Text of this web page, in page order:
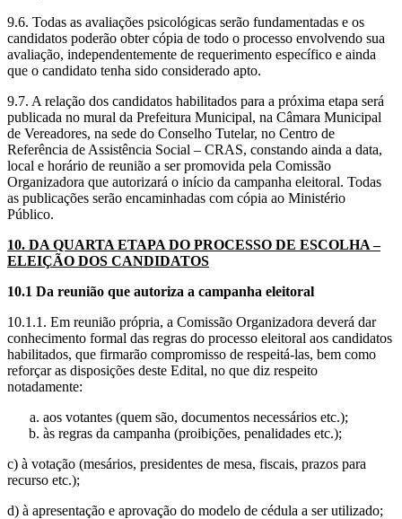
9.6. Todas as avaliações psicológicas serão fundamentadas e os
candidatos poderão obter cópia de todo o processo envolvendo sua
avaliação, independentemente de requerimento específico e ainda
que o candidato tenha sido considerado apto.
9.7. A relação dos candidatos habilitados para a próxima etapa será
publicada no mural da Prefeitura Municipal, na Câmara Municipal
de Vereadores, na sede do Conselho Tutelar, no Centro de
Referência de Assistência Social – CRAS, constando ainda a data,
local e horário de reunião a ser promovida pela Comissão
Organizadora que autorizará o início da campanha eleitoral. Todas
as publicações serão encaminhadas com cópia ao Ministério
Público.
10. DA QUARTA ETAPA DO PROCESSO DE ESCOLHA –
ELEIÇÃO DOS CANDIDATOS
10.1 Da reunião que autoriza a campanha eleitoral
10.1.1. Em reunião própria, a Comissão Organizadora deverá dar
conhecimento formal das regras do processo eleitoral aos candidatos
habilitados, que firmarão compromisso de respeitá-las, bem como
reforçar as disposições deste Edital, no que diz respeito
notadamente:
aos votantes (quem são, documentos necessários etc.);
às regras da campanha (proibições, penalidades etc.);
c) à votação (mesários, presidentes de mesa, fiscais, prazos para
recurso etc.);
d) à apresentação e aprovação do modelo de cédula a ser utilizado;